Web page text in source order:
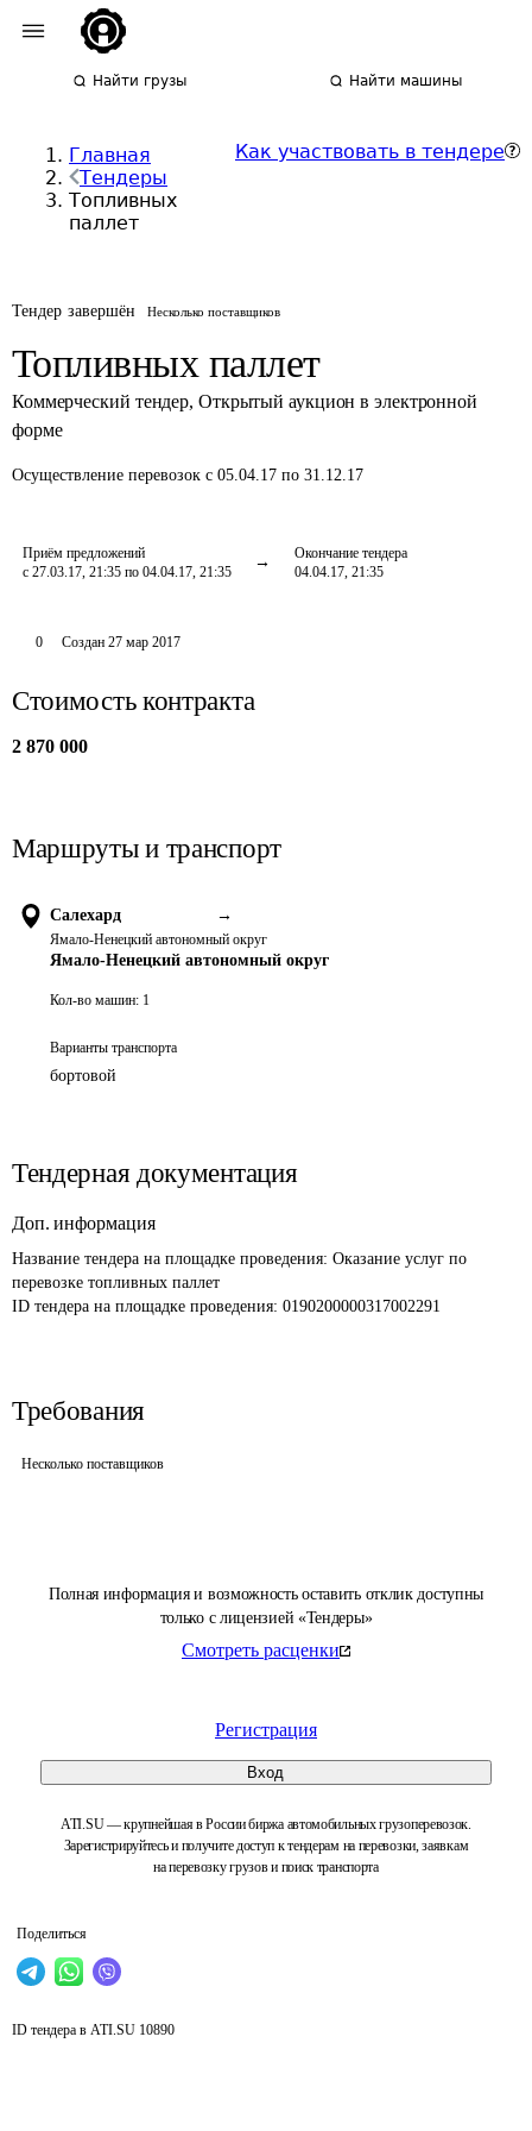
Найти грузы Найти машины
Главная
Тендеры
Топливных
паллет
Как участвовать в тендере
Тендер завершён Несколько поставщиков
Топливных паллет
Коммерческий тендер, Открытый аукцион в электронной
форме
Осуществление перевозок с 05.04.17 по 31.12.17
Приём предложений
с 27.03.17, 21:35 по 04.04.17, 21:35
Окончание тендера
04.04.17, 21:35
Полная информация и возможность оставить отклик доступны
только с лицензией «Тендеры»
Смотреть расценки
Регистрация
Вход
ATI.SU — крупнейшая в России биржа автомобильных грузоперевозок.
Зарегистрируйтесь и получите доступ к тендерам на перевозки, заявкам
на перевозку грузов и поиск транспорта
Поделиться
0 Создан 27 мар 2017
Стоимость контракта
2 870 000
Маршруты и транспорт
Салехард →
Ямало-Ненецкий автономный округ
Ямало-Ненецкий автономный округ
Кол-во машин: 1
Варианты транспорта
бортовой
Тендерная документация
Доп. информация
Название тендера на площадке проведения: Оказание услуг по
перевозке топливных паллет
ID тендера на площадке проведения: 0190200000317002291
Требования
Несколько поставщиков
ID тендера в ATI.SU 10890